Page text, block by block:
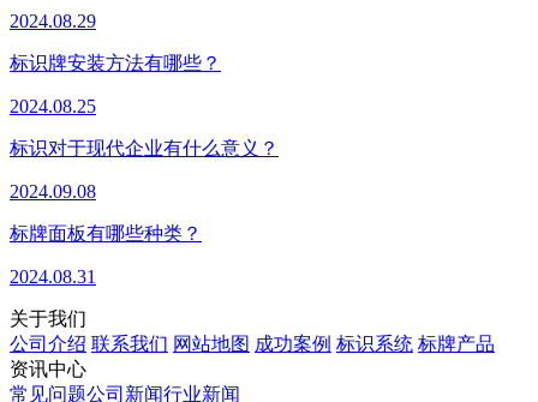
2024.08.29
标识牌安装方法有哪些？
2024.08.25
标识对于现代企业有什么意义？
2024.09.08
标牌面板有哪些种类？
2024.08.31
关于我们
公司介绍 联系我们 网站地图 成功案例 标识系统 标牌产品
资讯中心
常见问题公司新闻行业新闻